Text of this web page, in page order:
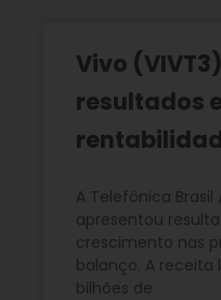
Vivo
resultados
A Telefônica Brasil
apresentou
crescimento nas
balanço. A receita
bilhões de